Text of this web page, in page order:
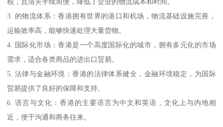
税，且清关手续简便，降低了企业的物流成本和时间。
3. 的物流体系：香港拥有世界的港口和机场，物流基础设施完善，
运输效率高，能够快速处理大量货物。
4. 国际化市场：香港是一个高度国际化的城市，拥有多元化的市场
需求，适合各类商品的进出口贸易。
5. 法律与金融环境：香港的法律体系健全，金融环境稳定，为国际
贸易提供了良好的保障和支持。
6. 语言与文化：香港的主要语言为中文和英语，文化上与内地相
近，便于沟通和商务往来。